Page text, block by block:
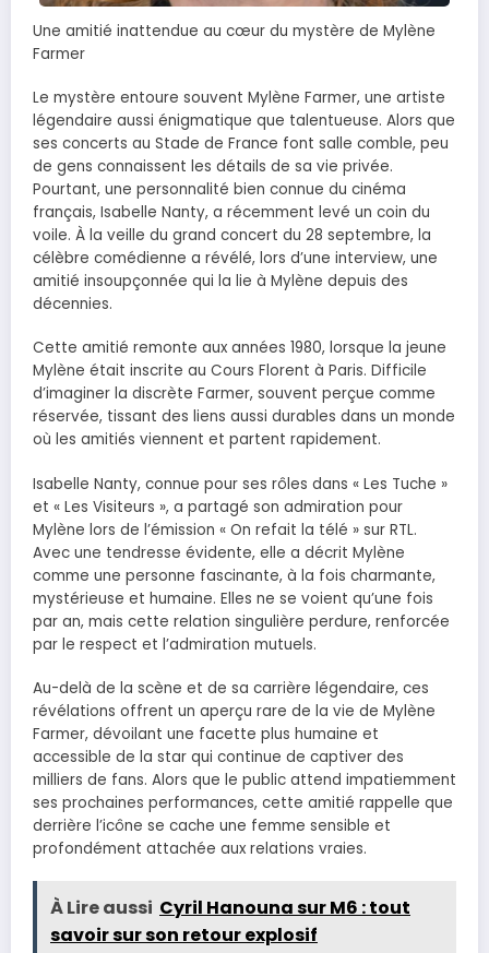
Une amitié inattendue au cœur du mystère de Mylène
Farmer
Le mystère entoure souvent Mylène Farmer, une artiste
légendaire aussi énigmatique que talentueuse. Alors que
ses concerts au Stade de France font salle comble, peu
de gens connaissent les détails de sa vie privée.
Pourtant, une personnalité bien connue du cinéma
français, Isabelle Nanty, a récemment levé un coin du
voile. À la veille du grand concert du 28 septembre, la
célèbre comédienne a révélé, lors d’une interview, une
amitié insoupçonnée qui la lie à Mylène depuis des
décennies.
Cette amitié remonte aux années 1980, lorsque la jeune
Mylène était inscrite au Cours Florent à Paris. Difficile
d’imaginer la discrète Farmer, souvent perçue comme
réservée, tissant des liens aussi durables dans un monde
où les amitiés viennent et partent rapidement.
Isabelle Nanty, connue pour ses rôles dans « Les Tuche »
et « Les Visiteurs », a partagé son admiration pour
Mylène lors de l’émission « On refait la télé » sur RTL.
Avec une tendresse évidente, elle a décrit Mylène
comme une personne fascinante, à la fois charmante,
mystérieuse et humaine. Elles ne se voient qu’une fois
par an, mais cette relation singulière perdure, renforcée
par le respect et l’admiration mutuels.
Au-delà de la scène et de sa carrière légendaire, ces
révélations offrent un aperçu rare de la vie de Mylène
Farmer, dévoilant une facette plus humaine et
accessible de la star qui continue de captiver des
milliers de fans. Alors que le public attend impatiemment
ses prochaines performances, cette amitié rappelle que
derrière l’icône se cache une femme sensible et
profondément attachée aux relations vraies.
À Lire aussi Cyril Hanouna sur M6 : tout
savoir sur son retour explosif